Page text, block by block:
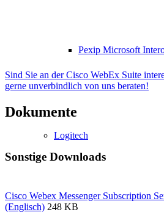
Pexip Microsoft
Logitech
Sind Sie an der Cisco WebEx Suite
gerne unverbindlich von uns beraten!
Dokumente
Sonstige Downloads
Cisco Webex Messenger Subscription
(Englisch) 248 KB